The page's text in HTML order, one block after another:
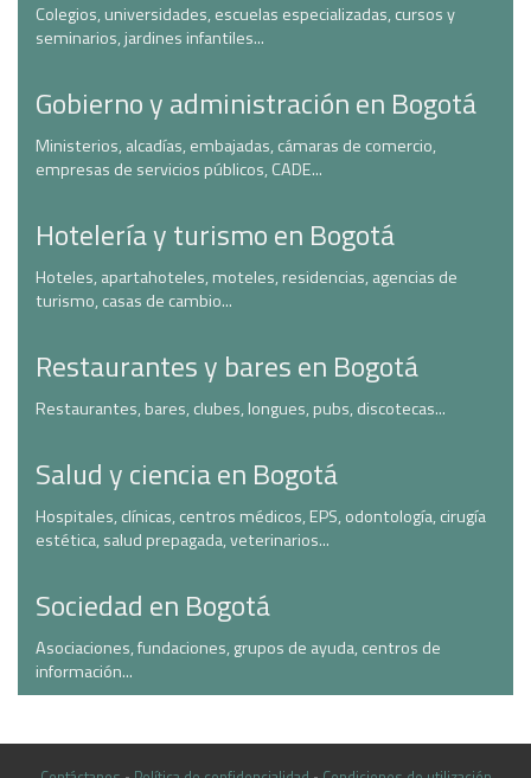
Colegios, universidades, escuelas especializadas, cursos y
seminarios, jardines infantiles...
Gobierno y administración en Bogotá
Ministerios, alcadías, embajadas, cámaras de comercio,
empresas de servicios públicos, CADE...
Hotelería y turismo en Bogotá
Hoteles, apartahoteles, moteles, residencias, agencias de
turismo, casas de cambio...
Restaurantes y bares en Bogotá
Restaurantes, bares, clubes, longues, pubs, discotecas...
Salud y ciencia en Bogotá
Hospitales, clínicas, centros médicos, EPS, odontología, cirugía
estética, salud prepagada, veterinarios...
Sociedad en Bogotá
Asociaciones, fundaciones, grupos de ayuda, centros de
información...